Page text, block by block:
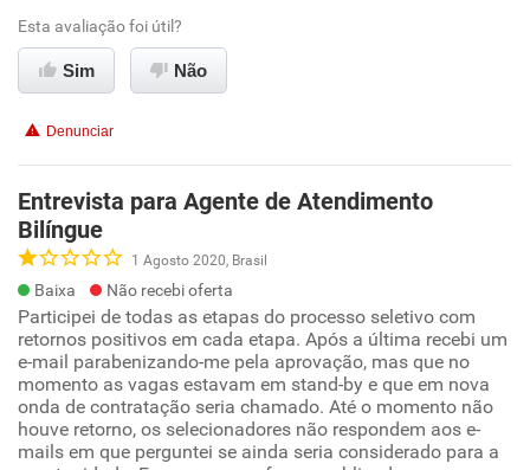
Esta avaliação foi útil?
Sim Não
Denunciar
Entrevista para Agente de Atendimento
Bilíngue
1 Agosto 2020, Brasil
Baixa Não recebi oferta
Participei de todas as etapas do processo seletivo com
retornos positivos em cada etapa. Após a última recebi um
e-mail parabenizando-me pela aprovação, mas que no
momento as vagas estavam em stand-by e que em nova
onda de contratação seria chamado. Até o momento não
houve retorno, os selecionadores não respondem aos e-
mails em que perguntei se ainda seria considerado para a